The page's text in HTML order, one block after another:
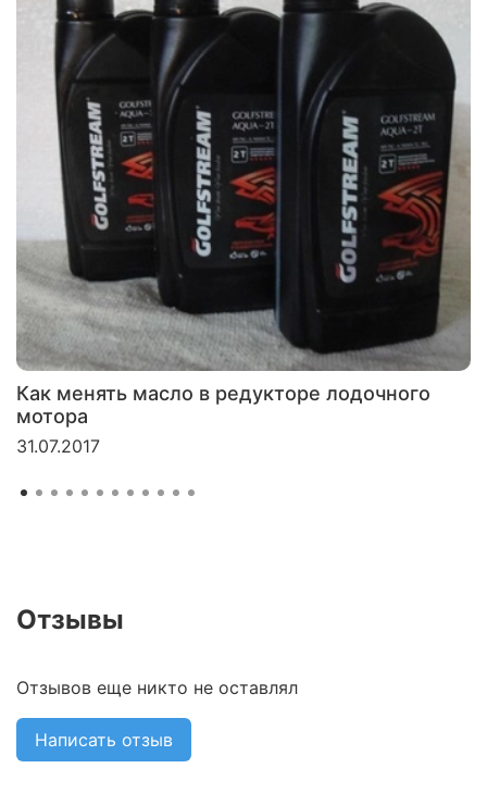
Как менять масло в редукторе лодочного
мотора
31.07.2017
Отзывы
Отзывов еще никто не оставлял
Написать отзыв